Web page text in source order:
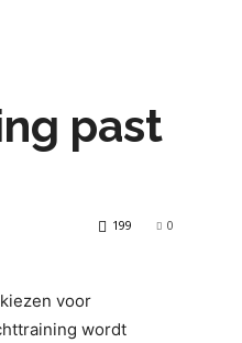
past
0
199
voor
wordt